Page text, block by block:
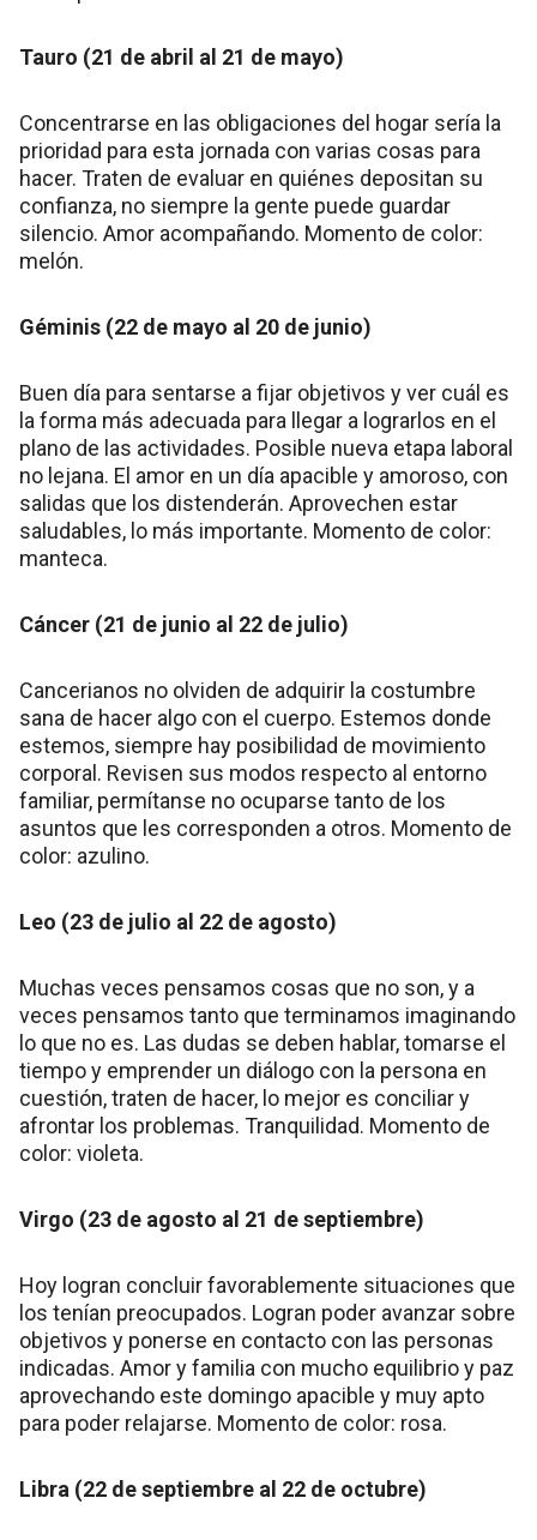
Tauro (21 de abril al 21 de mayo)
Concentrarse en las obligaciones del hogar sería la
prioridad para esta jornada con varias cosas para
hacer. Traten de evaluar en quiénes depositan su
confianza, no siempre la gente puede guardar
silencio. Amor acompañando. Momento de color:
melón.
Géminis (22 de mayo al 20 de junio)
Buen día para sentarse a fijar objetivos y ver cuál es
la forma más adecuada para llegar a lograrlos en el
plano de las actividades. Posible nueva etapa laboral
no lejana. El amor en un día apacible y amoroso, con
salidas que los distenderán. Aprovechen estar
saludables, lo más importante. Momento de color:
manteca.
Cáncer (21 de junio al 22 de julio)
Cancerianos no olviden de adquirir la costumbre
sana de hacer algo con el cuerpo. Estemos donde
estemos, siempre hay posibilidad de movimiento
corporal. Revisen sus modos respecto al entorno
familiar, permítanse no ocuparse tanto de los
asuntos que les corresponden a otros. Momento de
color: azulino.
Leo (23 de julio al 22 de agosto)
Muchas veces pensamos cosas que no son, y a
veces pensamos tanto que terminamos imaginando
lo que no es. Las dudas se deben hablar, tomarse el
tiempo y emprender un diálogo con la persona en
cuestión, traten de hacer, lo mejor es conciliar y
afrontar los problemas. Tranquilidad. Momento de
color: violeta.
Virgo (23 de agosto al 21 de septiembre)
Hoy logran concluir favorablemente situaciones que
los tenían preocupados. Logran poder avanzar sobre
objetivos y ponerse en contacto con las personas
indicadas. Amor y familia con mucho equilibrio y paz
aprovechando este domingo apacible y muy apto
para poder relajarse. Momento de color: rosa.
Libra (22 de septiembre al 22 de octubre)